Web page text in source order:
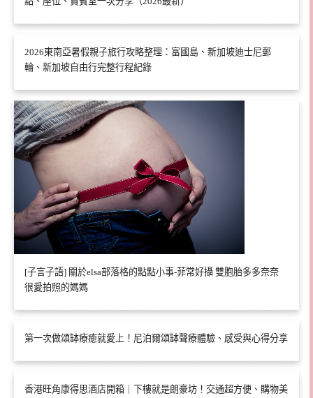
2026東南亞暑假親子旅行攻略整理：富國島、新加坡迪士尼郵
輪、新加坡自由行完整行程紀錄
[子言子語] 關於elsa部落格的點點小事-菲常好攝 雙胞胎多多奈奈
很愛拍照的媽媽
第一次做頌缽療癒就愛上！尼泊爾頌缽聲療體驗、感受與心得分享
香港旺角康得思酒店開箱｜下樓就是朗豪坊！交通超方便、購物美